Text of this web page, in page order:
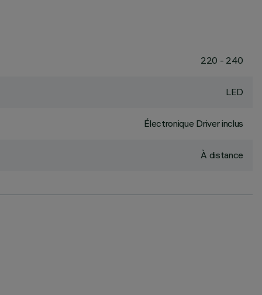
220 - 240
LED
Électronique Driver inclus
À distance